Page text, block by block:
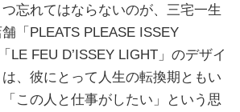
忘れてはならないのが、三宅一生
「PLEATS PLEASE ISSEY
LE FEU D’ISSEY LIGHT」のデザイ
、彼にとって人生の転換期ともい
この人と仕事がしたい」という思